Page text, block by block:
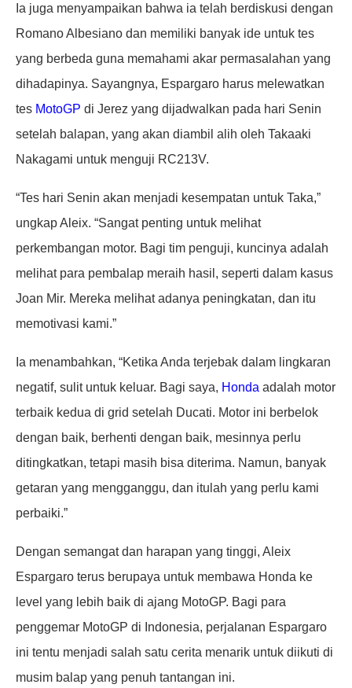
Ia juga menyampaikan bahwa ia telah berdiskusi dengan
Romano Albesiano dan memiliki banyak ide untuk tes
yang berbeda guna memahami akar permasalahan yang
dihadapinya. Sayangnya, Espargaro harus melewatkan
tes MotoGP di Jerez yang dijadwalkan pada hari Senin
setelah balapan, yang akan diambil alih oleh Takaaki
Nakagami untuk menguji RC213V.
“Tes hari Senin akan menjadi kesempatan untuk Taka,”
ungkap Aleix. “Sangat penting untuk melihat
perkembangan motor. Bagi tim penguji, kuncinya adalah
melihat para pembalap meraih hasil, seperti dalam kasus
Joan Mir. Mereka melihat adanya peningkatan, dan itu
memotivasi kami.”
Ia menambahkan, “Ketika Anda terjebak dalam lingkaran
negatif, sulit untuk keluar. Bagi saya, Honda adalah motor
terbaik kedua di grid setelah Ducati. Motor ini berbelok
dengan baik, berhenti dengan baik, mesinnya perlu
ditingkatkan, tetapi masih bisa diterima. Namun, banyak
getaran yang mengganggu, dan itulah yang perlu kami
perbaiki.”
Dengan semangat dan harapan yang tinggi, Aleix
Espargaro terus berupaya untuk membawa Honda ke
level yang lebih baik di ajang MotoGP. Bagi para
penggemar MotoGP di Indonesia, perjalanan Espargaro
ini tentu menjadi salah satu cerita menarik untuk diikuti di
musim balap yang penuh tantangan ini.